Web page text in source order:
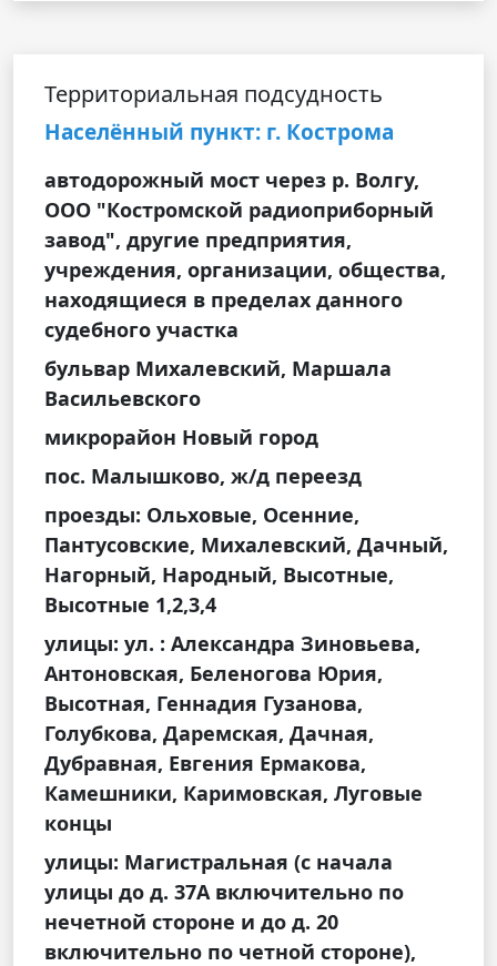
Территориальная подсудность
Населённый пункт: г. Кострома
автодорожный мост через р. Волгу,
ООО "Костромской радиоприборный
завод", другие предприятия,
учреждения, организации, общества,
находящиеся в пределах данного
судебного участка
бульвар Михалевский, Маршала
Васильевского
микрорайон Новый город
пос. Малышково, ж/д переезд
проезды: Ольховые, Осенние,
Пантусовские, Михалевский, Дачный,
Нагорный, Народный, Высотные,
Высотные 1,2,3,4
улицы: ул. : Александра Зиновьева,
Антоновская, Беленогова Юрия,
Высотная, Геннадия Гузанова,
Голубкова, Даремская, Дачная,
Дубравная, Евгения Ермакова,
Камешники, Каримовская, Луговые
концы
улицы: Магистральная (с начала
улицы до д. 37А включительно по
нечетной стороне и до д. 20
включительно по четной стороне),